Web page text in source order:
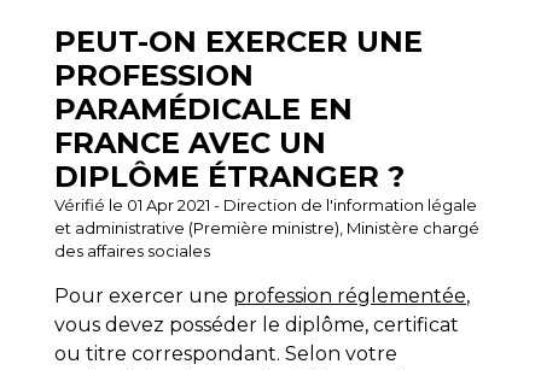
PEUT-ON EXERCER UNE
PROFESSION
PARAMÉDICALE EN
FRANCE AVEC UN
DIPLÔME ÉTRANGER ?
Vérifié le 01 Apr 2021 - Direction de l'information légale
et administrative (Première ministre), Ministère chargé
des affaires sociales
Pour exercer une profession réglementée,
vous devez posséder le diplôme, certificat
ou titre correspondant. Selon votre